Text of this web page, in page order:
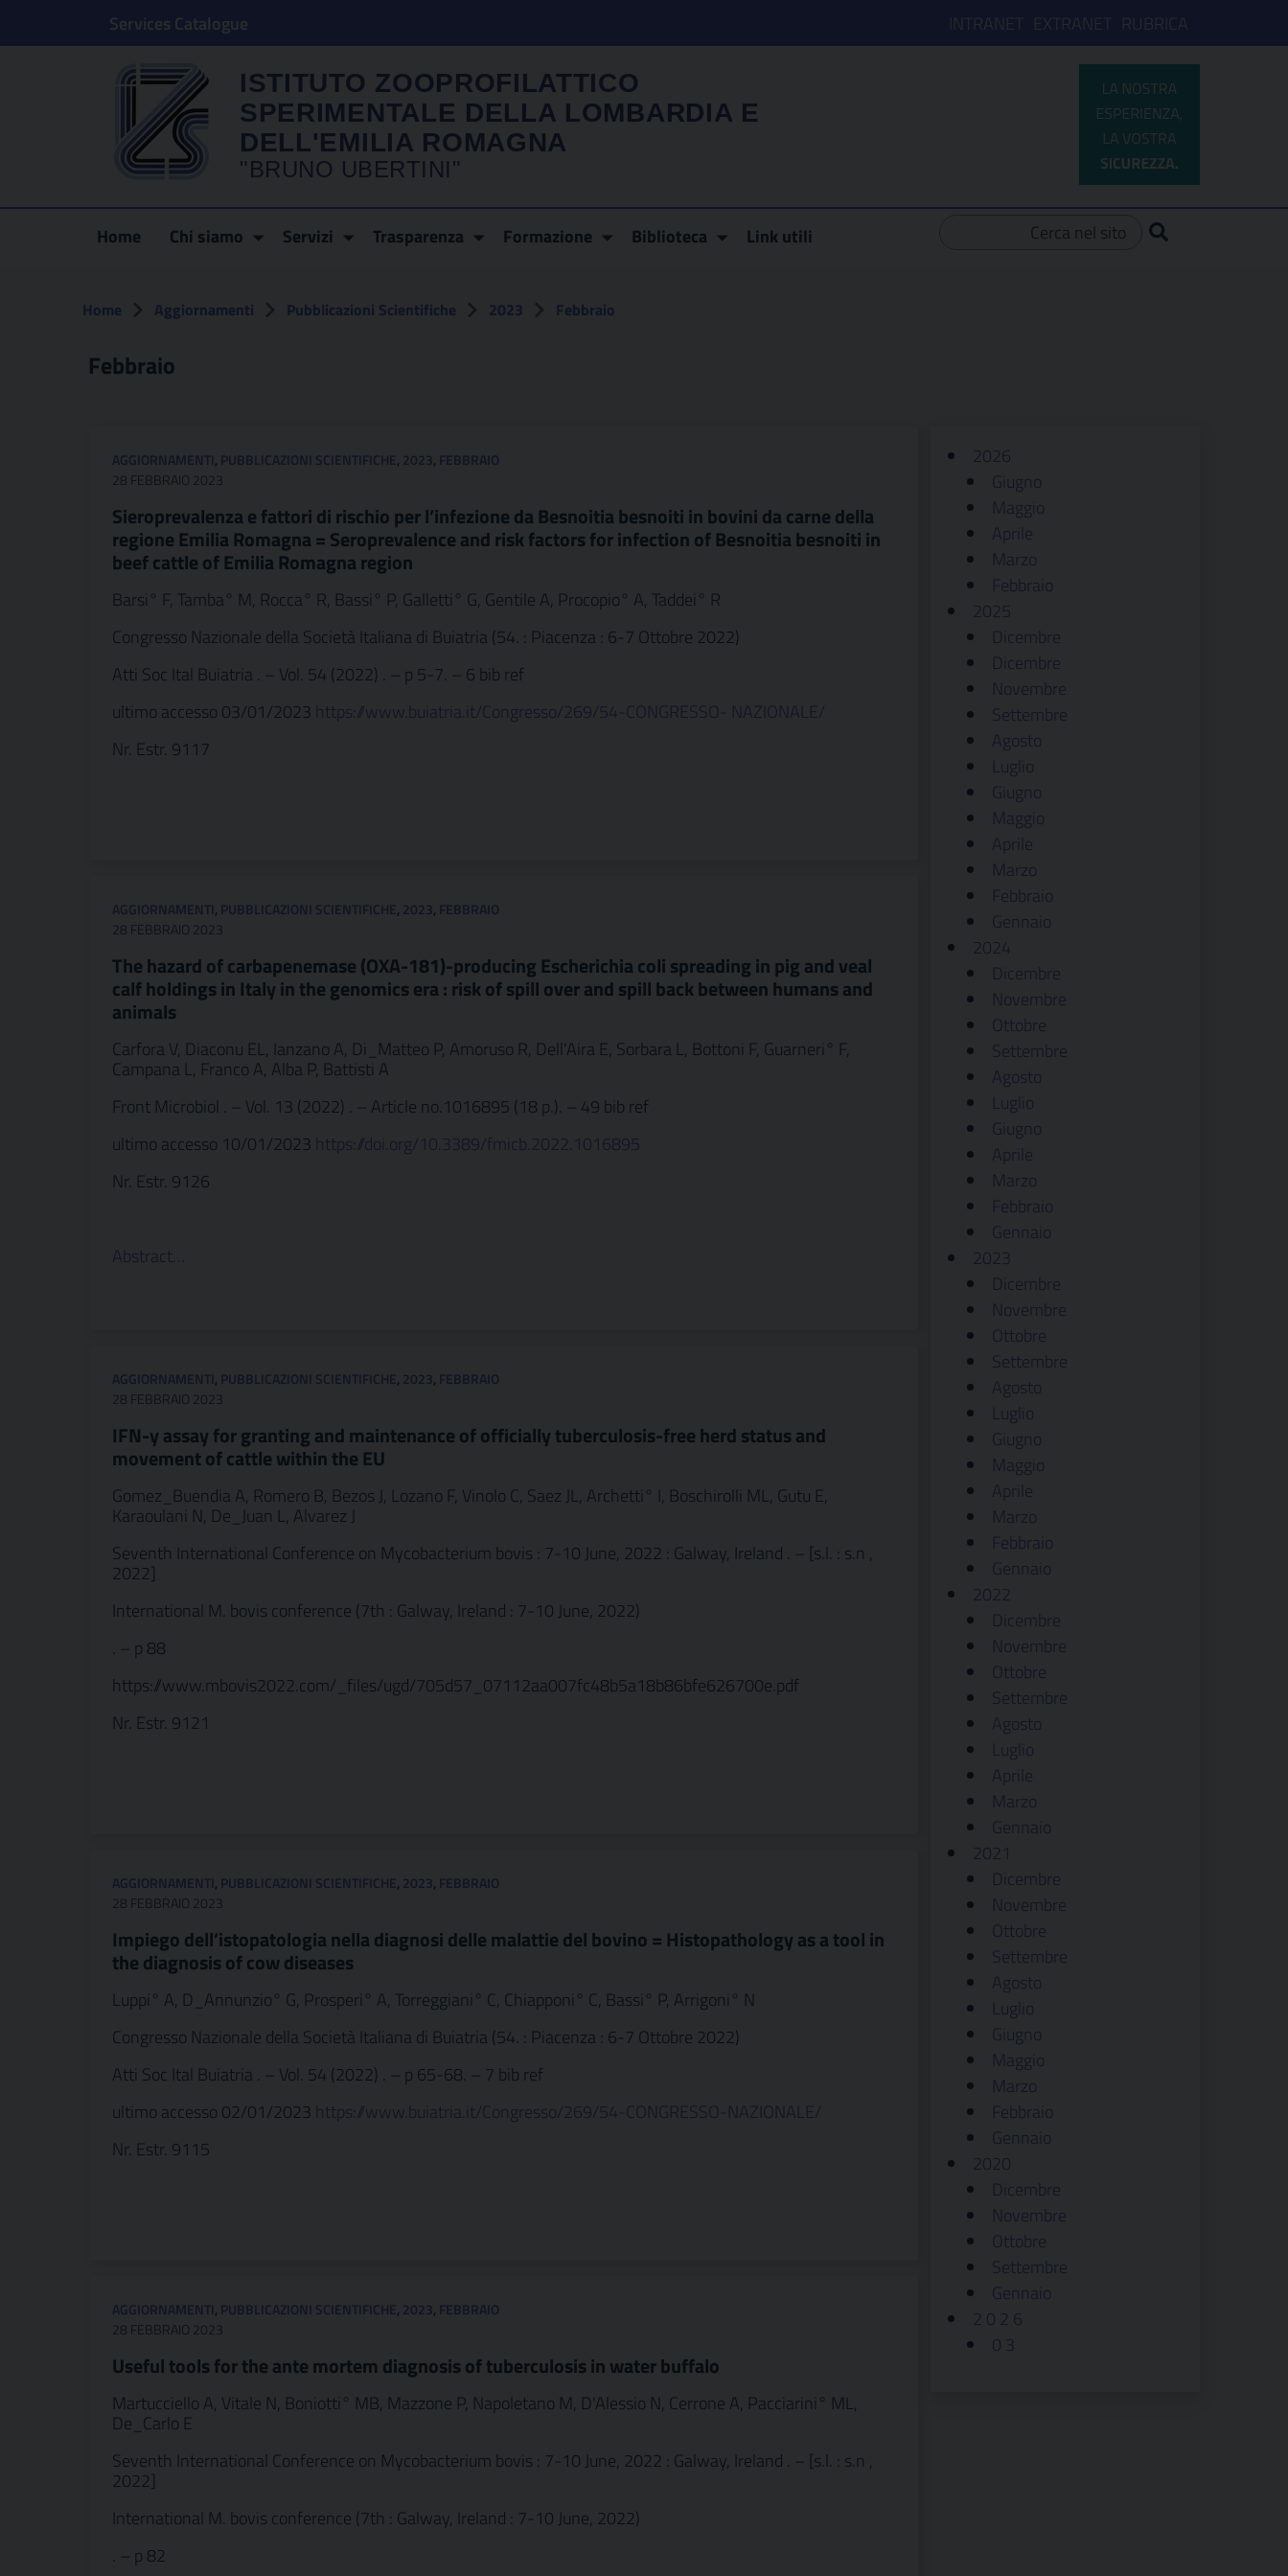
Services Catalogue INTRANET EXTRANET RUBRICA
ISTITUTO ZOOPROFILATTICO
SPERIMENTALE DELLA LOMBARDIA E
DELL'EMILIA ROMAGNA
"BRUNO UBERTINI"
Home Chi siamo Servizi Trasparenza Formazione Biblioteca Link utili
Home Aggiornamenti Pubblicazioni Scientifiche 2023 Febbraio
Febbraio
AGGIORNAMENTI, PUBBLICAZIONI SCIENTIFICHE, 2023, FEBBRAIO
28 FEBBRAIO 2023
Sieroprevalenza e fattori di rischio per l’infezione da Besnoitia besnoiti in bovini da carne della
regione Emilia Romagna = Seroprevalence and risk factors for infection of Besnoitia besnoiti in
beef cattle of Emilia Romagna region
Barsi° F, Tamba° M, Rocca° R, Bassi° P, Galletti° G, Gentile A, Procopio° A, Taddei° R
Congresso Nazionale della Società Italiana di Buiatria (54. : Piacenza : 6-7 Ottobre 2022)
Atti Soc Ital Buiatria . – Vol. 54 (2022) . – p 5-7. – 6 bib ref
ultimo accesso 03/01/2023 https://www.buiatria.it/Congresso/269/54-CONGRESSO- NAZIONALE/
Nr. Estr. 9117
AGGIORNAMENTI, PUBBLICAZIONI SCIENTIFICHE, 2023, FEBBRAIO
28 FEBBRAIO 2023
The hazard of carbapenemase (OXA-181)-producing Escherichia coli spreading in pig and veal
calf holdings in Italy in the genomics era : risk of spill over and spill back between humans and
animals
Carfora V, Diaconu EL, Ianzano A, Di_Matteo P, Amoruso R, Dell'Aira E, Sorbara L, Bottoni F, Guarneri° F,
Campana L, Franco A, Alba P, Battisti A
Front Microbiol . – Vol. 13 (2022) . – Article no.1016895 (18 p.). – 49 bib ref
ultimo accesso 10/01/2023 https://doi.org/10.3389/fmicb.2022.1016895
Nr. Estr. 9126
Abstract…
AGGIORNAMENTI, PUBBLICAZIONI SCIENTIFICHE, 2023, FEBBRAIO
28 FEBBRAIO 2023
IFN-y assay for granting and maintenance of officially tuberculosis-free herd status and
movement of cattle within the EU
Gomez_Buendia A, Romero B, Bezos J, Lozano F, Vinolo C, Saez JL, Archetti° I, Boschirolli ML, Gutu E,
Karaoulani N, De_Juan L, Alvarez J
Seventh International Conference on Mycobacterium bovis : 7-10 June, 2022 : Galway, Ireland . – [s.l. : s.n ,
2022]
International M. bovis conference (7th : Galway, Ireland : 7-10 June, 2022)
. – p 88
https://www.mbovis2022.com/_files/ugd/705d57_07112aa007fc48b5a18b86bfe626700e.pdf
Nr. Estr. 9121
AGGIORNAMENTI, PUBBLICAZIONI SCIENTIFICHE, 2023, FEBBRAIO
28 FEBBRAIO 2023
Impiego dell’istopatologia nella diagnosi delle malattie del bovino = Histopathology as a tool in
the diagnosis of cow diseases
Luppi° A, D_Annunzio° G, Prosperi° A, Torreggiani° C, Chiapponi° C, Bassi° P, Arrigoni° N
Congresso Nazionale della Società Italiana di Buiatria (54. : Piacenza : 6-7 Ottobre 2022)
Atti Soc Ital Buiatria . – Vol. 54 (2022) . – p 65-68. – 7 bib ref
ultimo accesso 02/01/2023 https://www.buiatria.it/Congresso/269/54-CONGRESSO-NAZIONALE/
Nr. Estr. 9115
AGGIORNAMENTI, PUBBLICAZIONI SCIENTIFICHE, 2023, FEBBRAIO
28 FEBBRAIO 2023
Useful tools for the ante mortem diagnosis of tuberculosis in water buffalo
Martucciello A, Vitale N, Boniotti° MB, Mazzone P, Napoletano M, D'Alessio N, Cerrone A, Pacciarini° ML,
De_Carlo E
Seventh International Conference on Mycobacterium bovis : 7-10 June, 2022 : Galway, Ireland . – [s.l. : s.n ,
2022]
International M. bovis conference (7th : Galway, Ireland : 7-10 June, 2022)
. – p 82
2026
Giugno
Maggio
Aprile
Marzo
Febbraio
2025
Dicembre
Dicembre
Novembre
Settembre
Agosto
Luglio
Giugno
Maggio
Aprile
Marzo
Febbraio
Gennaio
2024
Dicembre
Novembre
Ottobre
Settembre
Agosto
Luglio
Giugno
Aprile
Marzo
Febbraio
Gennaio
2023
Dicembre
Novembre
Ottobre
Settembre
Agosto
Luglio
Giugno
Maggio
Aprile
Marzo
Febbraio
Gennaio
2022
Dicembre
Novembre
Ottobre
Settembre
Agosto
Luglio
Aprile
Marzo
Gennaio
2021
Dicembre
Novembre
Ottobre
Settembre
Agosto
Luglio
Giugno
Maggio
Marzo
Febbraio
Gennaio
2020
Dicembre
Novembre
Ottobre
Settembre
Gennaio
2 0 2 6
0 3